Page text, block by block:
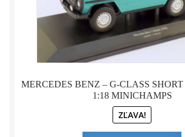
MERCEDES BENZ – G-CLASS SHORT
1:18 MINICHAMPS
ZĽAVA!